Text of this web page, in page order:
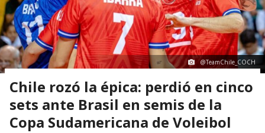
@TeamChile_COCH
Chile rozó la épica: perdió en cinco
sets ante Brasil en semis de la
Copa Sudamericana de Voleibol